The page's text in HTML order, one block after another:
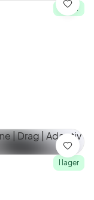
I lager
Spara
I lager
Spara